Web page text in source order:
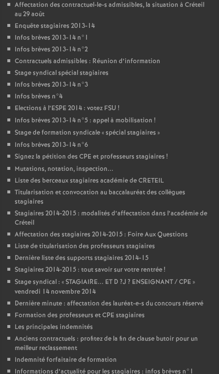
Affectation des contractuel-le-s admissibles, la situation à Créteil
au 29 août
Enquête stagiaires 2013-14
Infos brèves 2013-14 n°1
Infos brèves 2013-14 n°2
Contractuels admissibles : Réunion d’information
Stage syndical spécial stagiaires
Infos brèves 2013-14 n°3
Infos brèves n°4
Elections à l’ESPE 2014 : votez FSU !
Infos brèves 2013-14 n°5 : appel à mobilisation !
Stage de formation syndicale «spécial stagiaires »
Infos brèves 2013-14 n°6
Signez la pétition des CPE et professeurs stagiaires !
Mutations, notation, inspection...
Liste des berceaux stagiaires académie deCRETEIL
Titularisation et convocation au baccalauréat des collègues
stagiaires
Stagiaires 2014-2015 : modalités d’affectation dans l’académie de
Créteil
Affectation des stagiaires 2014-2015 : Foire Aux Questions
Liste de titularisation des professeurs stagiaires
Dernière liste des supports stagiaires 2014-15
Stagiaires 2014-2015 : tout savoir sur votre rentrée!
Stage syndical : «STAGIAIRE... ET D ?J ? ENSEIGNANT/CPE »
vendredi 14 novembre 2014
Dernière minute : affectation des lauréat-e-s du concours réservé
Formation des professeurs etCPE stagiaires
Les principales indemnités
Anciens contractuels : profitez de la fin de clause butoir pour un
meilleur reclassement
Indemnité forfaitaire de formation
Informations d’actualité pour les stagiaires : infos brèves n°1